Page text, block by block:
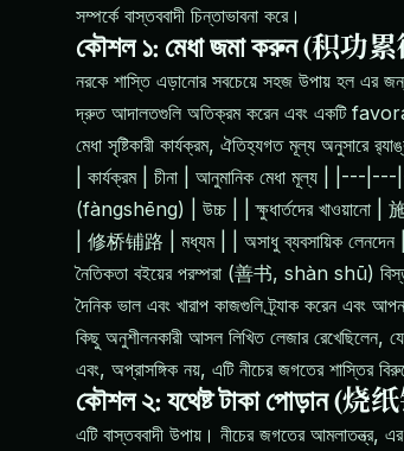
সম্পর্কে বাস্তববাদী চিন্তাভাবনা করে।
কৌশল ১: মেধা জমা করুন (积功
নরকে শাস্তি এড়ানোর সবচেয়ে সহজ উপায় হল এর
দ্রুত আদালতগুলি অতিক্রম করেন এবং একটি
মেধা সৃষ্টিকারী কার্যক্রম, ঐতিহ্যগত মূল্য অনুসারে
| কার্যক্রম | চীনা | আনুমানিক মেধা মূল্য | |---
(fàngshēng) | উচ্চ | | ক্ষুধার্তদের খাওয়ানো |
| 修桥铺路 | মধ্যম | | অসাধু ব্যবসায়িক লেনদেন
নৈতিকতা বইয়ের পরম্পরা (善书, shàn shū)
দৈনিক ভাল এবং খারাপ কাজগুলি ট্র্যাক করেন এবং
কিছু অনুশীলনকারী আসল লিখিত লেজার রেখেছিলেন,
এবং, অপ্রাসঙ্গিক নয়, এটি নীচের জগতের শাস্তির
কৌশল ২: যথেষ্ট টাকা পোড়ান (
এটি বাস্তববাদী উপায়। নীচের জগতের